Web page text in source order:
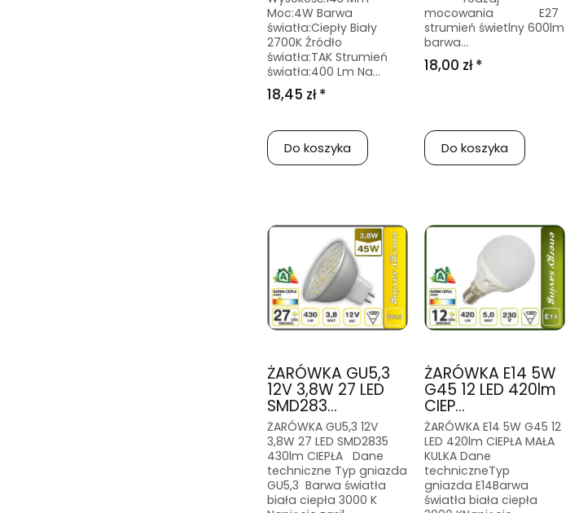
Moc:4W Barwa
światła:Ciepły Biały
2700K Źródło
światła:TAK Strumień
światła:400 Lm Na...
18,45 zł *
Do koszyka
mocowania E27
strumień świetlny 600lm
barwa...
18,00 zł *
Do koszyka
ŻARÓWKA GU5,3
12V 3,8W 27 LED
SMD283...
ŻARÓWKA GU5,3 12V
3,8W 27 LED SMD2835
430lm CIEPŁA Dane
techniczne Typ gniazda
GU5,3 Barwa światła
biała ciepła 3000 K
ŻARÓWKA E14 5W
G45 12 LED 420lm
CIEP...
ŻARÓWKA E14 5W G45 12
LED 420lm CIEPŁA MAŁA
KULKA Dane
techniczneTyp
gniazda E14Barwa
światła biała ciepła